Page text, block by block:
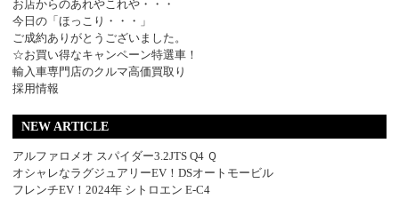
お店からのあれやこれや・・・
今日の「ほっこり・・・」
ご成約ありがとうございました。
☆お買い得なキャンペーン特選車！
輸入車専門店のクルマ高価買取り
採用情報
NEW ARTICLE
アルファロメオ スパイダー3.2JTS Q4 Ｑ
オシャレなラグジュアリーEV！DSオートモービル
フレンチEV！2024年 シトロエン E-C4